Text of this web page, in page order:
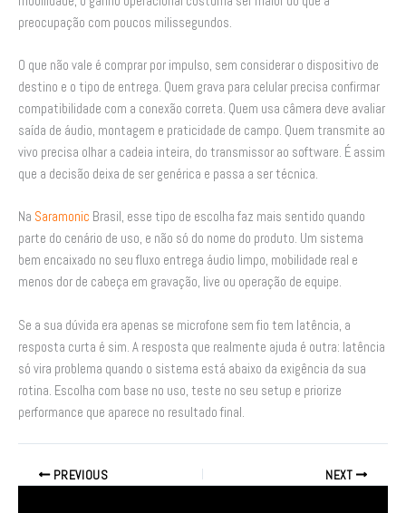
preocupação com poucos milissegundos.
O que não vale é comprar por impulso, sem considerar o dispositivo de
destino e o tipo de entrega. Quem grava para celular precisa confirmar
compatibilidade com a conexão correta. Quem usa câmera deve avaliar
saída de áudio, montagem e praticidade de campo. Quem transmite ao
vivo precisa olhar a cadeia inteira, do transmissor ao software. É assim
que a decisão deixa de ser genérica e passa a ser técnica.
Na Saramonic Brasil, esse tipo de escolha faz mais sentido quando
parte do cenário de uso, e não só do nome do produto. Um sistema
bem encaixado no seu fluxo entrega áudio limpo, mobilidade real e
menos dor de cabeça em gravação, live ou operação de equipe.
Se a sua dúvida era apenas se microfone sem fio tem latência, a
resposta curta é sim. A resposta que realmente ajuda é outra: latência
só vira problema quando o sistema está abaixo da exigência da sua
rotina. Escolha com base no uso, teste no seu setup e priorize
performance que aparece no resultado final.
PREVIOUS NEXT